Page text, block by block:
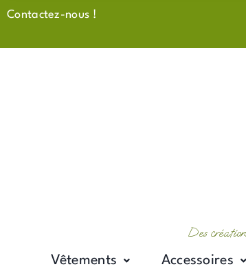
Aller
Contactez-nous !
Des
Vêtements Accessoires